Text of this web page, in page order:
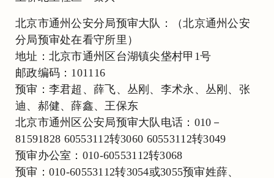
北京市通州公安分局预审大队：（北京通州公安
分局预审处在看守所里）
地址：北京市通州区台湖镇尖垡村甲1号
邮政编码：101116
预审：李君超、薛飞、丛刚、李术永、丛刚、张
迪、郝健、薛鑫、王保东
北京市通州区公安局预审大队电话：010－
81591828 60553112转3060 60553112转3049
预审办公室：010-60553112转3068
预审：010-60553112转3054或3055预审姓薛、